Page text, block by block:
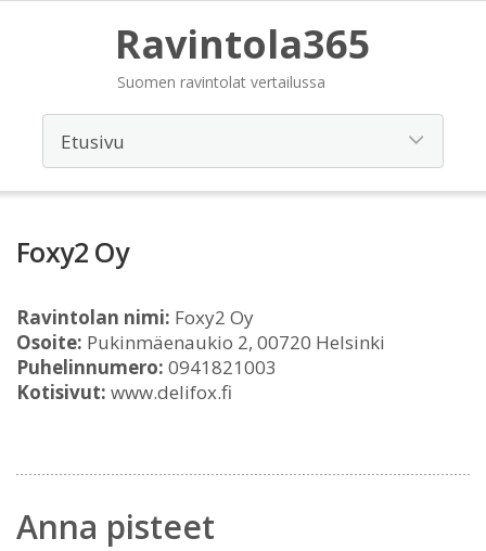
Ravintola365
Suomen ravintolat vertailussa
Foxy2 Oy
Ravintolan nimi: Foxy2 Oy
Osoite: Pukinmäenaukio 2, 00720 Helsinki
Puhelinnumero: 0941821003
Kotisivut: www.delifox.fi
Anna pisteet